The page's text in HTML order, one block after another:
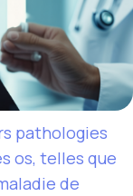
pathologies
os, telles que
de